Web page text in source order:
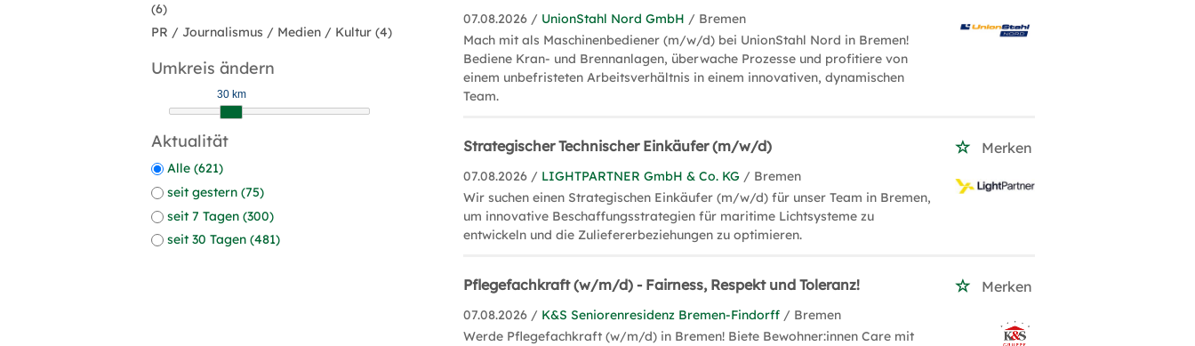
(6)
PR / Journalismus / Medien / Kultur (4)
Umkreis ändern
30 km
Aktualität
Alle (621)
seit gestern (75)
seit 7 Tagen (300)
seit 30 Tagen (481)
07.08.2026 / UnionStahl Nord GmbH / Bremen
Mach mit als Maschinenbediener (m/w/d) bei UnionStahl Nord in Bremen!
Bediene Kran- und Brennanlagen, überwache Prozesse und profitiere von
einem unbefristeten Arbeitsverhältnis in einem innovativen, dynamischen
Team.
Strategischer Technischer Einkäufer (m/w/d) Merken
07.08.2026 / LIGHTPARTNER GmbH & Co. KG / Bremen
Wir suchen einen Strategischen Einkäufer (m/w/d) für unser Team in Bremen,
um innovative Beschaffungsstrategien für maritime Lichtsysteme zu
entwickeln und die Zuliefererbeziehungen zu optimieren.
Pflegefachkraft (w/m/d) - Fairness, Respekt und Toleranz! Merken
07.08.2026 / K&S Seniorenresidenz Bremen-Findorff / Bremen
Werde Pflegefachkraft (w/m/d) in Bremen! Biete Bewohner:innen Care mit